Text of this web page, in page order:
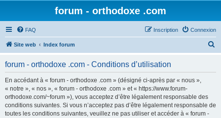
forum - orthodoxe .com
FAQ Connexion
Inscription
Site web Index forum
forum - orthodoxe .com - Conditions d’utilisation
En accédant à « forum - orthodoxe .com » (désigné ci-après par « nous »,
« notre », « nos », « forum - orthodoxe .com » et « https://www.forum-
orthodoxe.com/~forum »), vous acceptez d’être légalement responsable des
conditions suivantes. Si vous n’acceptez pas d’être légalement responsable de
toutes les conditions suivantes, veuillez ne pas utiliser et accéder à « forum -